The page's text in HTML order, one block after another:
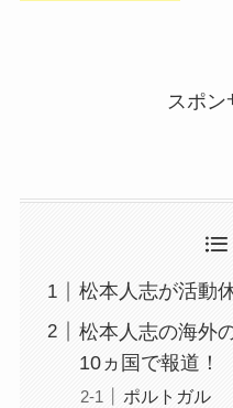
スポン
松本人志が活動
松本人志の海外
10ヵ国で報道！
ポルトガル